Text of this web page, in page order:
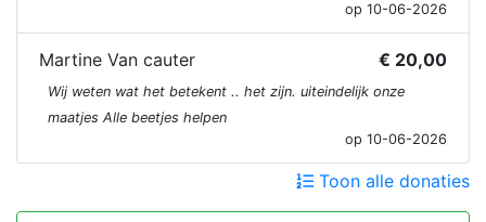
op 10-06-2026
Martine Van cauter € 20,00
Wij weten wat het betekent .. het zijn. uiteindelijk onze
maatjes Alle beetjes helpen
op 10-06-2026
Toon alle donaties